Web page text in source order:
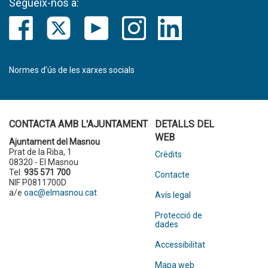
Segueix-nos a:
Normes d’ús de les xarxes socials
CONTACTA AMB L'AJUNTAMENT
Ajuntament del Masnou
Prat de la Riba, 1
08320 - El Masnou
Tel. 935 571 700
NIF P0811700D
a/e oac@elmasnou.cat
DETALLS DEL
WEB
Crèdits
Contacte
Avís legal
Protecció de
dades
Accessibilitat
Mapa web